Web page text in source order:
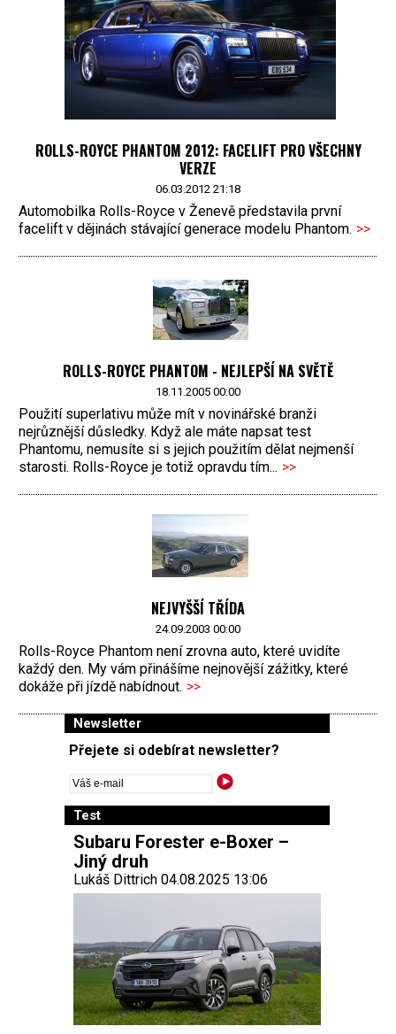
ROLLS-ROYCE PHANTOM 2012: FACELIFT PRO VŠECHNY
VERZE
06.03.2012 21:18
Automobilka Rolls-Royce v Ženevě představila první
facelift v dějinách stávající generace modelu Phantom. >>
ROLLS-ROYCE PHANTOM - NEJLEPŠÍ NA SVĚTĚ
18.11.2005 00:00
Použití superlativu může mít v novinářské branži
nejrůznější důsledky. Když ale máte napsat test
Phantomu, nemusíte si s jejich použitím dělat nejmenší
starosti. Rolls-Royce je totiž opravdu tím... >>
NEJVYŠŠÍ TŘÍDA
24.09.2003 00:00
Rolls-Royce Phantom není zrovna auto, které uvidíte
každý den. My vám přinášíme nejnovější zážitky, které
dokáže při jízdě nabídnout. >>
Newsletter
Přejete si odebírat newsletter?
Test
Subaru Forester e-Boxer –
Jiný druh
Lukáš Dittrich 04.08.2025 13:06